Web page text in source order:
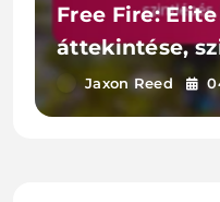
Free Fire:
áttekintése,
élmények
Jaxon Reed